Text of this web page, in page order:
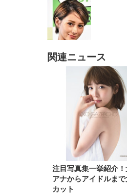
[EdoErgo] オフィスチェア 椅
子 テレワーク 疲れない 跳ね
上げ式アームレスト コンパク
ト 約105度ロッキング pc 事務
椅子 360度回転 座面昇降 強化
ナイロン樹脂ベース 通気性メ
ッシュ 在宅ワーク H-
WY01(黒網+黒枠+黒足)
EIZO ビジネス向けプレミア
ムモニター | FlexScan
EV3240X-WT | 31.5型4K
UHD・USB Type-C・ホワイ
￥105,595
Amazonベーシック ペットシ
ーツ 薄型 レギュラー 1回使い
捨て 無香料 ホワイト 300枚
関連ニュース
注目写真集一挙紹介
アナからアイドルまで
カット